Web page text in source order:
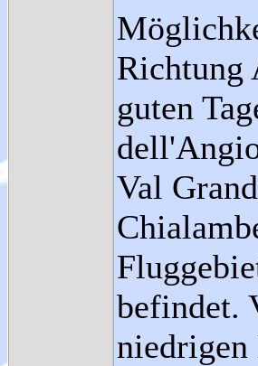
Richtung
guten
Val
befindet.
niedrigen